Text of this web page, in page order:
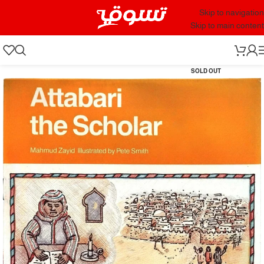
Skip to navigation
Skip to main content
SOLD OUT